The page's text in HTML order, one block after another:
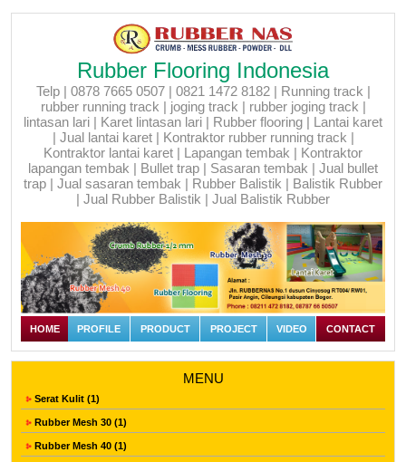
Rubber Flooring Indonesia
Telp | 0878 7665 0507 | 0821 1472 8182 | Running track |
rubber running track | joging track | rubber joging track |
lintasan lari | Karet lintasan lari | Rubber flooring | Lantai karet
| Jual lantai karet | Kontraktor rubber running track |
Kontraktor lantai karet | Lapangan tembak | Kontraktor
lapangan tembak | Bullet trap | Sasaran tembak | Jual bullet
trap | Jual sasaran tembak | Rubber Balistik | Balistik Rubber
| Jual Rubber Balistik | Jual Balistik Rubber
HOME PROFILE PRODUCT PROJECT VIDEO CONTACT
MENU
Serat Kulit (1)
Rubber Mesh 30 (1)
Rubber Mesh 40 (1)